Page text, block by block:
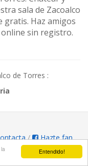
Entendido!
sala de Zacoalco
Haz amigos
sin registro.
de Torres :
/ Hazte fan